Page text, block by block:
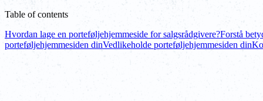
Table of contents
Hvordan lage en porteføljehjemmeside for salgsrådgivere?Forstå
porteføljehjemmesiden dinVedlikeholde porteføljehjemmesiden din